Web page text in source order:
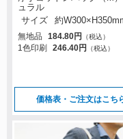
ュラル
サイズ
約
無地品
184.80円 （税込）
1色印刷 246.40円 （税込）
価格表・ご注文はこち